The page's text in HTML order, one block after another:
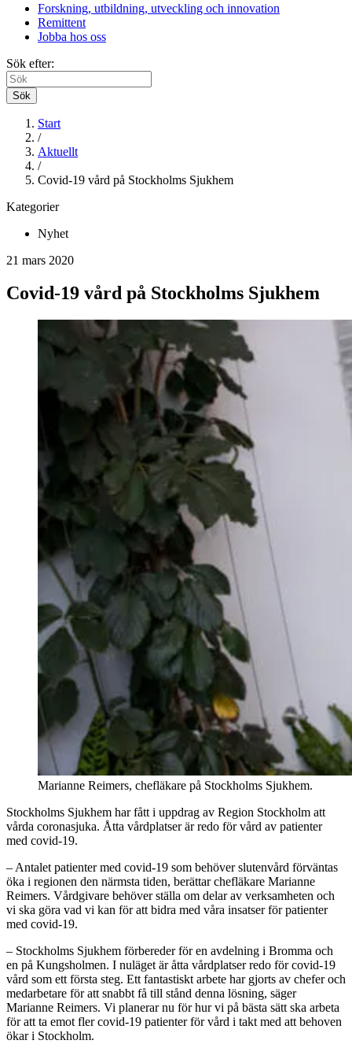
Forskning, utbildning, utveckling och innovation
Remittent
Jobba hos oss
Sök efter:
Sök
Start
/
Aktuellt
/
Covid-19 vård på Stockholms Sjukhem
Kategorier
Nyhet
21 mars 2020
Covid-19 vård på Stockholms Sjukhem
Marianne Reimers, chefläkare på Stockholms Sjukhem.
Stockholms Sjukhem har fått i uppdrag av Region Stockholm att
vårda coronasjuka. Åtta vårdplatser är redo för vård av patienter
med covid-19.
– Antalet patienter med covid-19 som behöver slutenvård förväntas
öka i regionen den närmsta tiden, berättar chefläkare Marianne
Reimers. Vårdgivare behöver ställa om delar av verksamheten och
vi ska göra vad vi kan för att bidra med våra insatser för patienter
med covid-19.
– Stockholms Sjukhem förbereder för en avdelning i Bromma och
en på Kungsholmen. I nuläget är åtta vårdplatser redo för covid-19
vård som ett första steg. Ett fantastiskt arbete har gjorts av chefer och
medarbetare för att snabbt få till stånd denna lösning, säger
Marianne Reimers. Vi planerar nu för hur vi på bästa sätt ska arbeta
för att ta emot fler covid-19 patienter för vård i takt med att behoven
ökar i Stockholm.